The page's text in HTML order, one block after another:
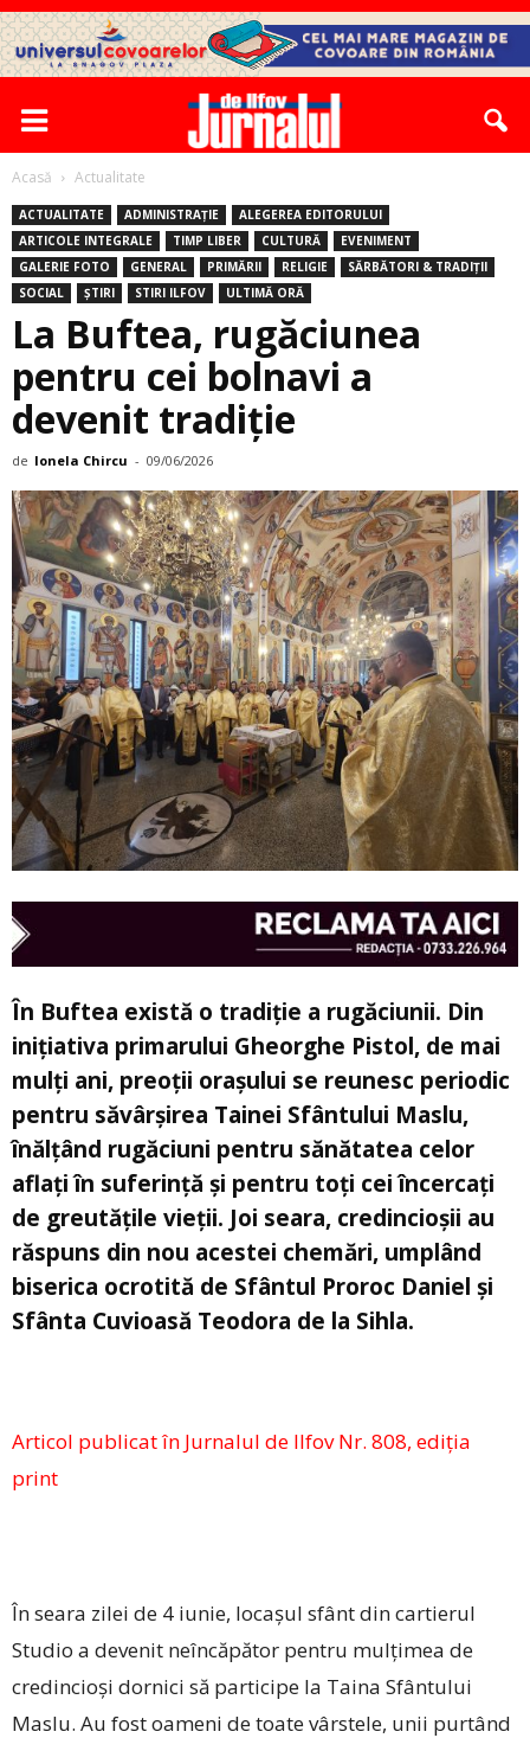
Acasă Actualitate
ACTUALITATE ADMINISTRAȚIE
ALEGEREA EDITORULUI
ARTICOLE INTEGRALE
TIMP LIBER CULTURĂ
EVENIMENT
GALERIE FOTO
GENERAL PRIMĂRII RELIGIE
SĂRBĂTORI & TRADIȚII
SOCIAL
ȘTIRI STIRI ILFOV ULTIMĂ ORĂ
La Buftea, rugăciunea
pentru cei bolnavi a
devenit tradiție
de Ionela Chircu - 09/06/2026
În Buftea există o tradiție a rugăciunii. Din
inițiativa primarului Gheorghe Pistol, de mai
mulți ani, preoții orașului se reunesc periodic
pentru săvârșirea Tainei Sfântului Maslu,
înălțând rugăciuni pentru sănătatea celor
aflați în suferință și pentru toți cei încercați
de greutățile vieții. Joi seara, credincioșii au
răspuns din nou acestei chemări, umplând
biserica ocrotită de Sfântul Proroc Daniel și
Sfânta Cuvioasă Teodora de la Sihla.
Articol publicat în Jurnalul de Ilfov Nr. 808, ediția
print
În seara zilei de 4 iunie, locașul sfânt din cartierul
Studio a devenit neîncăpător pentru mulțimea de
credincioși dornici să participe la Taina Sfântului
Maslu. Au fost oameni de toate vârstele, unii purtând